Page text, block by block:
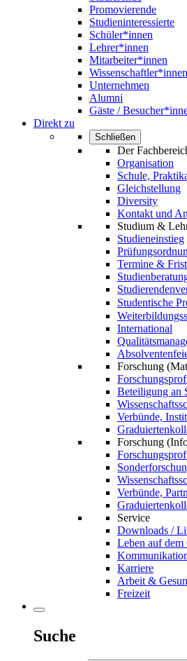
Promovierende
Studieninteressierte
Schüler*innen
Lehrer*innen
Mitarbeiter*innen
Wissenschaftler*innen
Unternehmen
Alumni
Gäste /
Direkt zu
Schließen
Der
Organisation
Schule,
Gleichstellung
Diversity
Kontakt und
Studium &
Studieneinstieg
Termine &
Studentische
International
Forschung
Beteiligung an
Verbünde,
Forschung
Verbünde,
Service
Downloads /
Leben auf dem
Karriere
Arbeit &
Freizeit
Suche